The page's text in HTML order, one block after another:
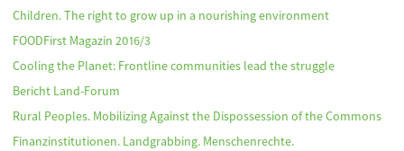
Children. The right to grow up in a nourishing environment
FOODFirst Magazin 2016/3
Cooling the Planet: Frontline communities lead the struggle
Bericht Land-Forum
Rural Peoples. Mobilizing Against the Dispossession of the Commons
Finanzinstitutionen. Landgrabbing. Menschenrechte.